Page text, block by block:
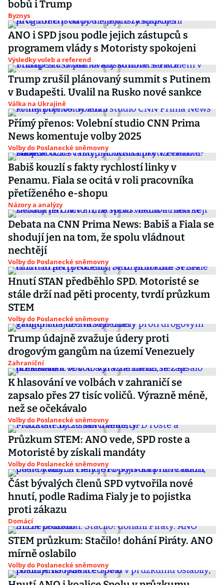
bobů i Trump
Byznys
ANO i SPD jsou podle jejich zástupců s
programem vlády s Motoristy spokojeni
Výsledky voleb a referend
Trump zrušil plánovaný summit s Putinem
v Budapešti. Uvalil na Rusko nové sankce
Válka na Ukrajině
Přímý přenos: Volební studio CNN Prima
News komentuje volby 2025
Volby do Poslanecké sněmovny
Babiš kouzlí s fakty rychlostí linky v
Penamu. Fiala se ocitá v roli pracovníka
přetíženého e-shopu
Názory a analýzy
Debata na CNN Prima News: Babiš a Fiala se
shodují jen na tom, že spolu vládnout
nechtějí
Volby do Poslanecké sněmovny
Hnutí STAN předběhlo SPD. Motoristé se
stále drží nad pěti procenty, tvrdí průzkum
STEM
Volby do Poslanecké sněmovny
Trump údajně zvažuje údery proti
drogovým gangům na území Venezuely
Zahraniční
K hlasování ve volbách v zahraničí se
zapsalo přes 27 tisíc voličů. Výrazně méně,
než se očekávalo
Volby do Poslanecké sněmovny
Průzkum STEM: ANO vede, SPD roste a
Motoristé by získali mandáty
Volby do Poslanecké sněmovny
Část bývalých členů SPD vytvořila nové
hnutí, podle Radima Fialy je to pojistka
proti zákazu
Domácí
STEM průzkum: Stačilo! dohání Piráty. ANO
mírně oslabilo
Volby do Poslanecké sněmovny